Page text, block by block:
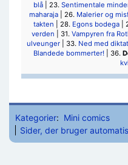
blå| 23. Sentimentale
maharaja | 26. Malerier og
takten | 28. Egons bodega|
verden | 31. Vampyren fra
ulveunger | 33. Ned med
Blandede bommerter! | 36.
Kategorier: Mini comics
Sider, der bruger